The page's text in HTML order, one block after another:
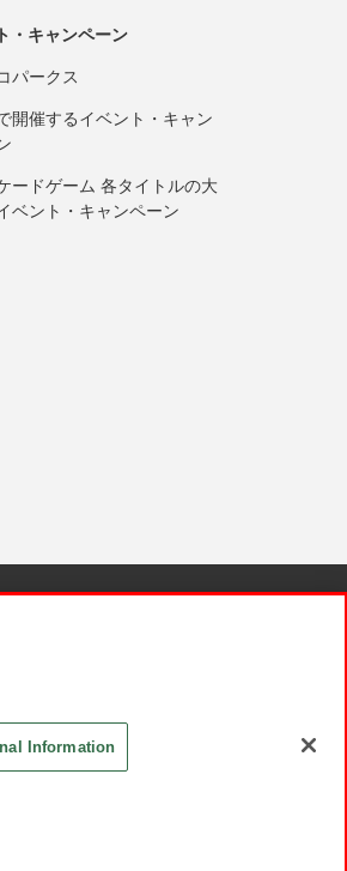
・キャンペーン
パークス
開催するイベント・キャン
ードゲーム 各タイトルの大
ベント・キャンペーン
Information